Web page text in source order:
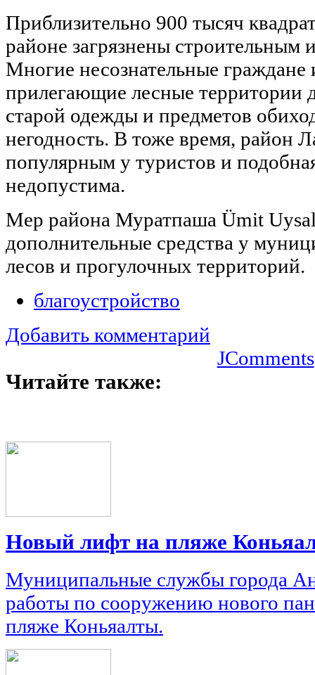
Приблизительно 900 тысяч
районе загрязнены
Многие несознательные граждане
прилегающие лесные территории
старой одежды и предметов
негодность. В тоже время, район
популярным у туристов и
недопустима.
Мер района Муратпаша Ümit
дополнительные средства у
лесов и прогулочных территорий.
благоустройство
Добавить комментарий
JComments
Читайте также:
Новый лифт на пляже
Муниципальные службы города
работы по сооружению нового
пляже Коньяалты.